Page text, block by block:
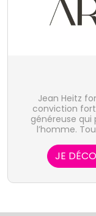
Jean Heitz
conviction
généreuse qui
l’homme.
par les gestes
la forêt
l’argile verte
dans sa
JE